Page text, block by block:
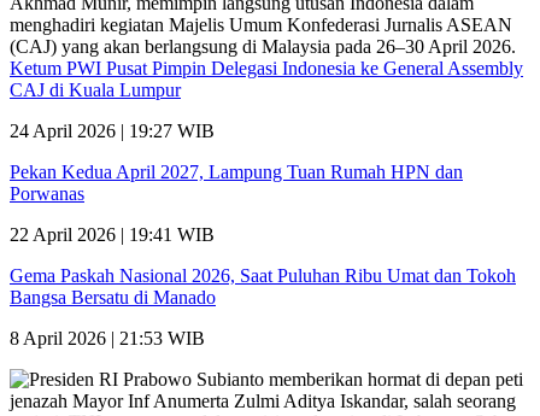
Ketum PWI Pusat Pimpin Delegasi Indonesia ke General Assembly
CAJ di Kuala Lumpur
24 April 2026 | 19:27 WIB
Pekan Kedua April 2027, Lampung Tuan Rumah HPN dan
Porwanas
22 April 2026 | 19:41 WIB
Gema Paskah Nasional 2026, Saat Puluhan Ribu Umat dan Tokoh
Bangsa Bersatu di Manado
8 April 2026 | 21:53 WIB